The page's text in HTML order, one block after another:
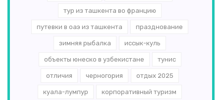
тур из ташкента во францию
путевки в оаэ из ташкента празднование
зимняя рыбалка иссык-куль
объекты юнеско в узбекистане тунис
отличия черногория отдых 2025
куала-лумпур корпоративный туризм